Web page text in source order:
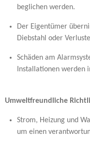
beglichen werden.
Der Eigentümer
Diebstahl oder
Schäden am
Installationen werden
Umweltfreundliche
Strom, Heizung und
um einen